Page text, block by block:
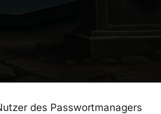
des Passwortmanagers